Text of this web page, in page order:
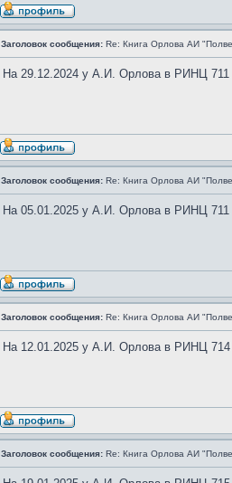
Заголовок сообщения: Re: Книга Орлова АИ
На 29.12.2024 у А.И. Орлова в РИНЦ 711
Заголовок сообщения: Re: Книга Орлова АИ
На 05.01.2025 у А.И. Орлова в РИНЦ 711
Заголовок сообщения: Re: Книга Орлова АИ
На 12.01.2025 у А.И. Орлова в РИНЦ 714
Заголовок сообщения: Re: Книга Орлова АИ